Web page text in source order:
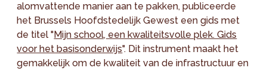
alomvattende manier aan te pakken, publiceerde
het Brussels Hoofdstedelijk Gewest een gids met
de titel "Mijn school, een kwaliteitsvolle plek. Gids
voor het basisonderwijs". Dit instrument maakt het
gemakkelijk om de kwaliteit van de infrastructuur en